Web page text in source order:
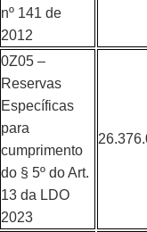
nº 141 de
2012
0Z05 –
Reservas
Específicas
para
cumprimento
do § 5º do Art.
13 da LDO
2023